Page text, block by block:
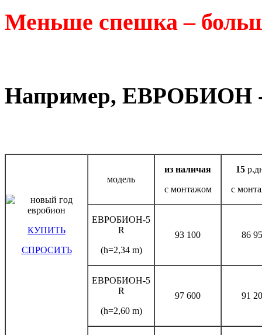
Меньше спешка –
Например, ЕВРОБИОН
КУПИТЬ
СПРОСИТЬ
модель
из наличая
с монтажом
15
с
ЕВРОБИОН-5
R
(h=2,34 m)
93 100 86
ЕВРОБИОН-5
R
(h=2,60 m)
97 600 91